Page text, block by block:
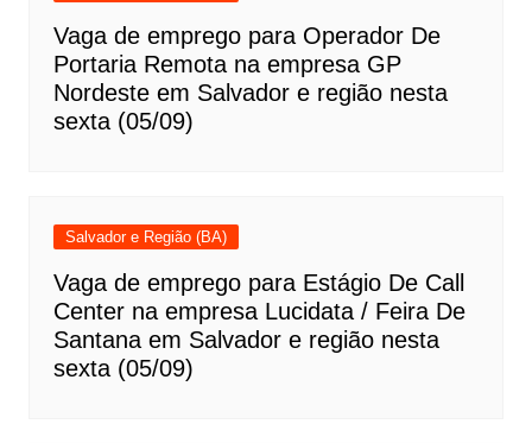
Vaga de emprego para Operador De
Portaria Remota na empresa GP
Nordeste em Salvador e região nesta
sexta (05/09)
Salvador e Região (BA)
Vaga de emprego para Estágio De Call
Center na empresa Lucidata / Feira De
Santana em Salvador e região nesta
sexta (05/09)